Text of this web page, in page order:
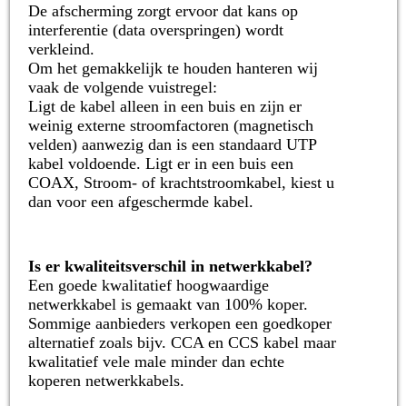
De afscherming zorgt ervoor dat kans op
interferentie (data overspringen) wordt
verkleind.
Om het gemakkelijk te houden hanteren wij
vaak de volgende vuistregel:
Ligt de kabel alleen in een buis en zijn er
weinig externe stroomfactoren (magnetisch
velden) aanwezig dan is een standaard UTP
kabel voldoende. Ligt er in een buis een
COAX, Stroom- of krachtstroomkabel, kiest u
dan voor een afgeschermde kabel.
Is er kwaliteitsverschil in netwerkkabel?
Een goede kwalitatief hoogwaardige
netwerkkabel is gemaakt van 100% koper.
Sommige aanbieders verkopen een goedkoper
alternatief zoals bijv. CCA en CCS kabel maar
kwalitatief vele male minder dan echte
koperen netwerkkabels.